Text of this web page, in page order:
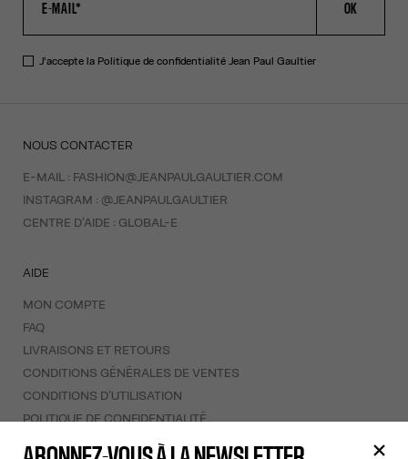
OK
J'accepte la Politique de confidentialitéJean Paul Gaultier
NOUS CONTACTER
E-MAIL : FASHION@JEANPAULGAULTIER.COM
INSTAGRAM : @JEANPAULGAULTIER
CENTRE D'AIDE : GLOBAL-E
AIDE
MON COMPTE
FAQ
LIVRAISONS ET RETOURS
CONDITIONS GÉNÉRALES DE VENTES
CONDITIONS D'UTILISATION
POLITIQUE DE CONFIDENTIALITÉ
FORMULAIRE DE RÉTRACTATION